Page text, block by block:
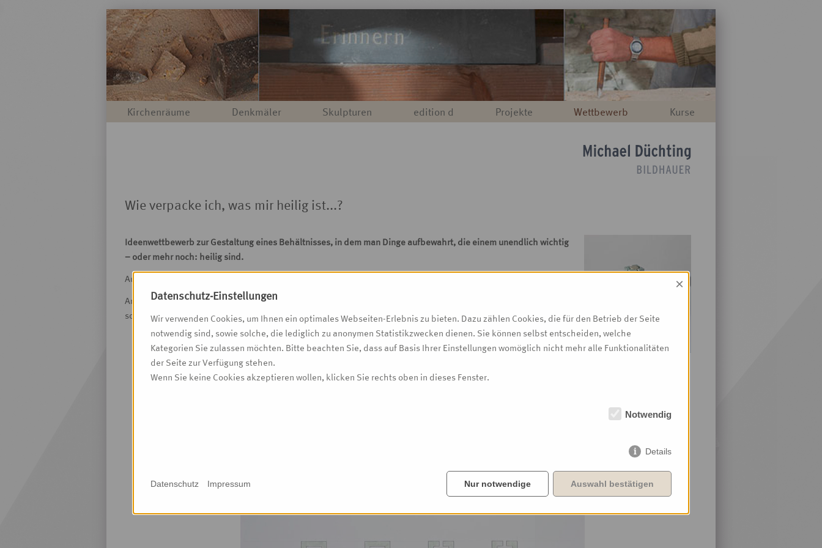
Kirchenräume Denkmäler Skulpturen edition d Projekte Wettbewerb Kurse
Wie verpacke ich, was mir heilig ist...?
Ideenwettbewerb zur Gestaltung eines Behältnisses, in dem man Dinge aufbewahrt, die einem unendlich wichtig
– oder mehr noch: heilig sind.
Auslober dieses Ideenwettbewerbes war der St. Patrokli DomBauVerein Soest e.V.
Anlass war die 700. Wiederkehr der Auftragsvergabe für den Patrokli-Schrein an den Goldschmied Zigefirdus
sowie die Grundsteinlegung der Soester Wiesenkirche.
Datenschutz-Einstellungen
×
Wir verwenden Cookies, um Ihnen ein optimales Webseiten-Erlebnis zu bieten. Dazu zählen Cookies, die für den Betrieb der Seite
notwendig sind, sowie solche, die lediglich zu anonymen Statistikzwecken dienen. Sie können selbst entscheiden, welche
Kategorien Sie zulassen möchten. Bitte beachten Sie, dass auf Basis Ihrer Einstellungen womöglich nicht mehr alle Funktionalitäten
der Seite zur Verfügung stehen.
Wenn Sie keine Cookies akzeptieren wollen, klicken Sie rechts oben in dieses Fenster.
Notwendig
Details
Nur notwendige Auswahl bestätigen
Datenschutz Impressum